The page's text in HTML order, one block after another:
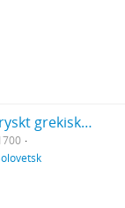
Minnesbok tillhörande ett ryskt grekisk-ortodoxt kloster i Solovetsk